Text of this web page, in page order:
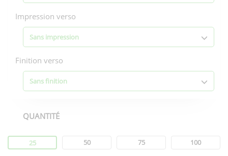
Impression verso
Sans impression
Finition verso
Sans finition
Quantité
QUANTITÉ
25 50 75 100